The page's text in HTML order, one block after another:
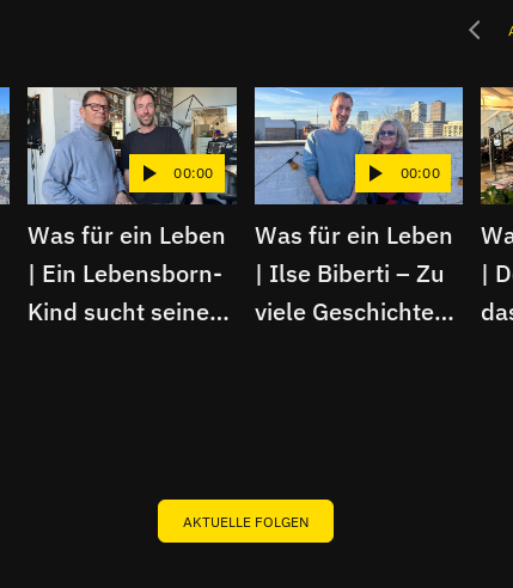
00:00
Was für ein Leben
| Ein Lebensborn-
Kind sucht seine
00:00
Was für ein Leben
| Ilse Biberti – Zu
viele Geschichten
|
AKTUELLE FOLGEN